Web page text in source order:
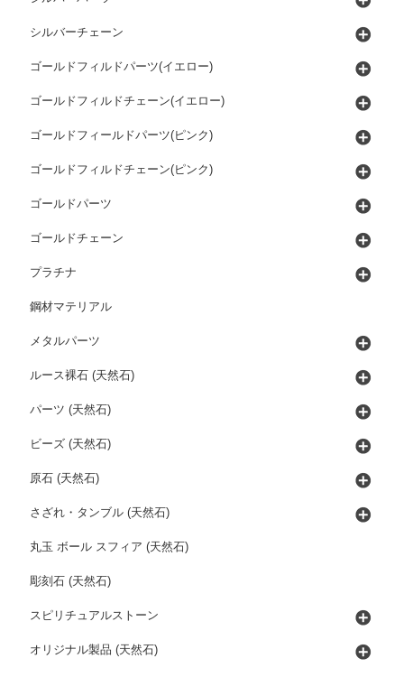
シルバーチェーン
ゴールドフィルドパーツ(イエロー)
ゴールドフィルドチェーン(イエロー)
ゴールドフィールドパーツ(ピンク)
ゴールドフィルドチェーン(ピンク)
ゴールドパーツ
ゴールドチェーン
プラチナ
鋼材マテリアル
メタルパーツ
ルース裸石 (天然石)
パーツ (天然石)
ビーズ (天然石)
原石 (天然石)
さざれ・タンブル (天然石)
丸玉 ボール スフィア (天然石)
彫刻石 (天然石)
スピリチュアルストーン
オリジナル製品 (天然石)